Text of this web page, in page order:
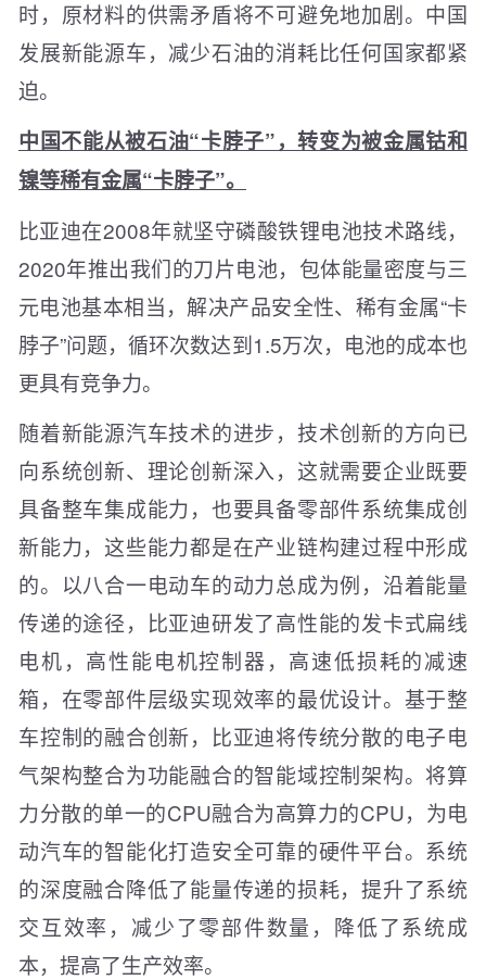
时，原材料的供需矛盾将不可避免地加剧。中国
发展新能源车，减少石油的消耗比任何国家都紧
迫。
中国不能从被石油“卡脖子”，转变为被金属钴和
镍等稀有金属“卡脖子”。
比亚迪在2008年就坚守磷酸铁锂电池技术路线，
2020年推出我们的刀片电池，包体能量密度与三
元电池基本相当，解决产品安全性、稀有金属“卡
脖子”问题，循环次数达到1.5万次，电池的成本也
更具有竞争力。
随着新能源汽车技术的进步，技术创新的方向已
向系统创新、理论创新深入，这就需要企业既要
具备整车集成能力，也要具备零部件系统集成创
新能力，这些能力都是在产业链构建过程中形成
的。以八合一电动车的动力总成为例，沿着能量
传递的途径，比亚迪研发了高性能的发卡式扁线
电机，高性能电机控制器，高速低损耗的减速
箱，在零部件层级实现效率的最优设计。基于整
车控制的融合创新，比亚迪将传统分散的电子电
气架构整合为功能融合的智能域控制架构。将算
力分散的单一的CPU融合为高算力的CPU，为电
动汽车的智能化打造安全可靠的硬件平台。系统
的深度融合降低了能量传递的损耗，提升了系统
交互效率，减少了零部件数量，降低了系统成
本，提高了生产效率。